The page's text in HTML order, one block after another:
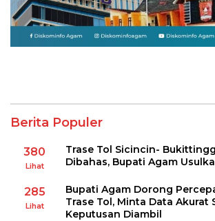
Berita Populer
380
Lihat
Trase Tol Sicincin-
Dibahas, Bupati Agam
285
Lihat
Bupati Agam Dorong
Trase Tol, Minta Data Akurat
Keputusan Diambil